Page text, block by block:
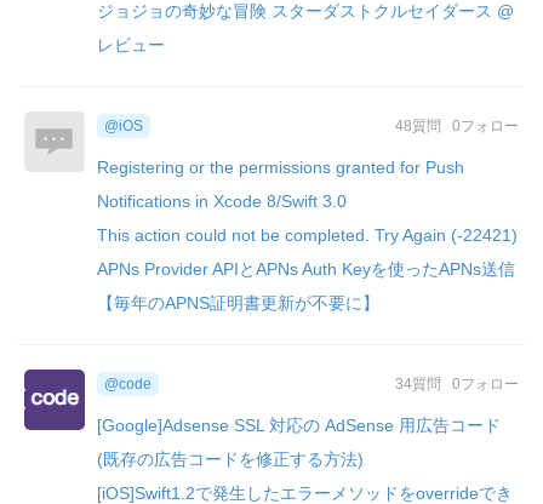
ジョジョの奇妙な冒険 スターダストクルセイダース @
レビュー
48質問 0フォロー
@iOS
Registering or the permissions granted for Push
Notifications in Xcode 8/Swift 3.0
This action could not be completed. Try Again (-22421)
APNs Provider APIとAPNs Auth Keyを使ったAPNs送信
【毎年のAPNS証明書更新が不要に】
34質問 0フォロー
@code
[Google]Adsense SSL 対応の AdSense 用広告コード
(既存の広告コードを修正する方法)
[iOS]Swift1.2で発生したエラーメソッドをoverrideでき